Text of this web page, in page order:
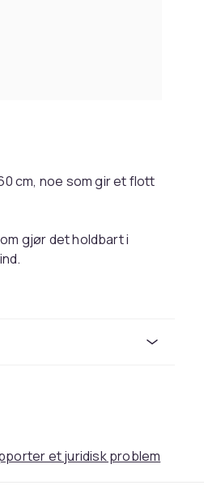
cm, noe som gir et flott
gjør det holdbart i
et juridisk problem